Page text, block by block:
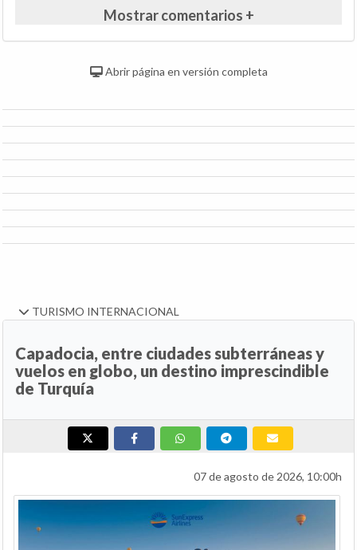
Mostrar comentarios +
Abrir página en versión completa
TURISMO INTERNACIONAL
Capadocia, entre ciudades subterráneas y
vuelos en globo, un destino imprescindible
de Turquía
07 de agosto de 2026, 10:00h